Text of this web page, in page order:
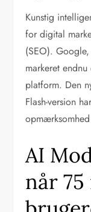
Kunstig
for digital
(SEO).
markeret
platform. Den
Flash-version
AI
når